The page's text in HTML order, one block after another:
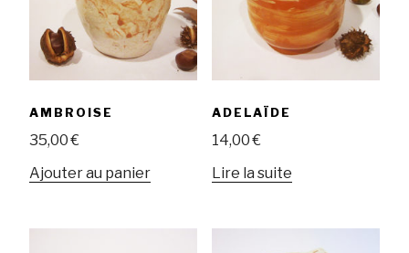
AMBROISE
35,00€
Ajouter au panier
ADELAÏDE
14,00€
Lire la suite